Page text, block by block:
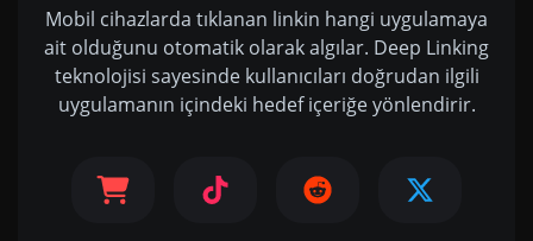
Mobil cihazlarda tıklanan linkin hangi uygulamaya
ait olduğunu otomatik olarak algılar. Deep Linking
teknolojisi sayesinde kullanıcıları doğrudan ilgili
uygulamanın içindeki hedef içeriğe yönlendirir.